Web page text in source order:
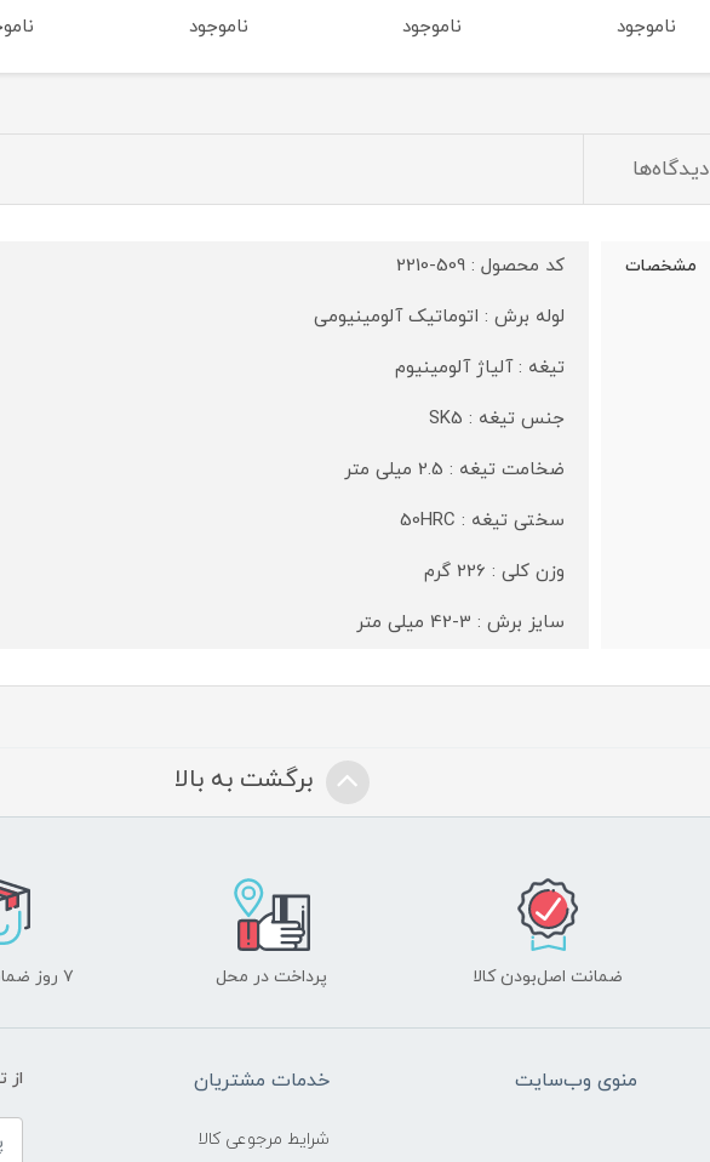
تست پائین صفحه
ناموجود
پائین صفحه
ناموجود ناموجود
دیدگاه‌ها
مشخصات
کد محصول : 509-2210
لوله برش : اتوماتیک آلومینیومی
تیغه : آلیاژ آلومینیوم
جنس تیغه : SK5
ضخامت تیغه : 2.5 میلی متر
سختی تیغه : 50HRC
وزن کلی : 226 گرم
سایز برش : 3-42 میلی متر
برگشت به بالا
ضمانت اصل‌بودن کالا پرداخت در محل ۷ روز ضمانت بازگشت
منوی وب‌سایت خدمات مشتریان
شرایط مرجوعی کالا
از